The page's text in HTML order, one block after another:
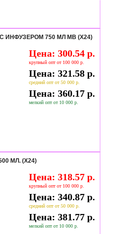
ИНФУЗЕРОМ 750 МЛ MB (Х24)
Цена: 300.54 р.
крупный опт от 100 000 р.
Цена: 321.58 р.
средний опт от 50 000 р.
Цена: 360.17 р.
мелкий опт от 10 000 р.
МЛ. (Х24)
Цена: 318.57 р.
крупный опт от 100 000 р.
Цена: 340.87 р.
средний опт от 50 000 р.
Цена: 381.77 р.
мелкий опт от 10 000 р.